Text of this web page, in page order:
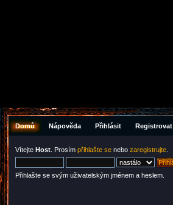
Domů Nápověda Přihlásit Registrovat
Vítejte Host . Prosím přihlašte se nebo zaregistrujte
Přihlašte se svým uživatelským jménem a heslem.